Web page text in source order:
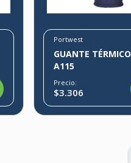
Portwest
GUANTE TÉRMICO
A115
Precio:
$3.306